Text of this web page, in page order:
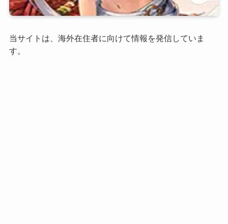
当サイトは、海外在住者に向けて情報を発信していま
す。